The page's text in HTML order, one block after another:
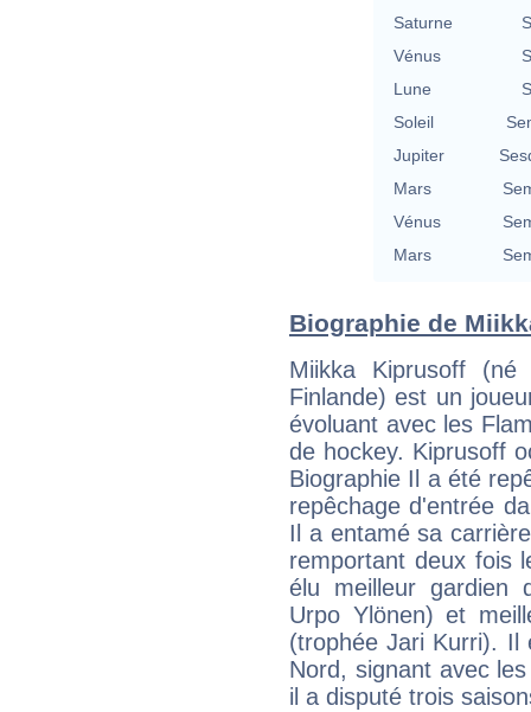
Saturne
Vénus
Lune
Soleil
Jupiter
Mars
Vénus
Mars
Biographie de
Miikka Kiprusoff
Finlande) est un
évoluant avec les
de hockey. Kiprusoff
Biographie Il a été
repêchage d'entrée
Il a entamé sa
remportant deux fois
élu meilleur gardien
Urpo Ylönen) et
(trophée Jari Kurri). Il
Nord, signant avec
il a disputé trois